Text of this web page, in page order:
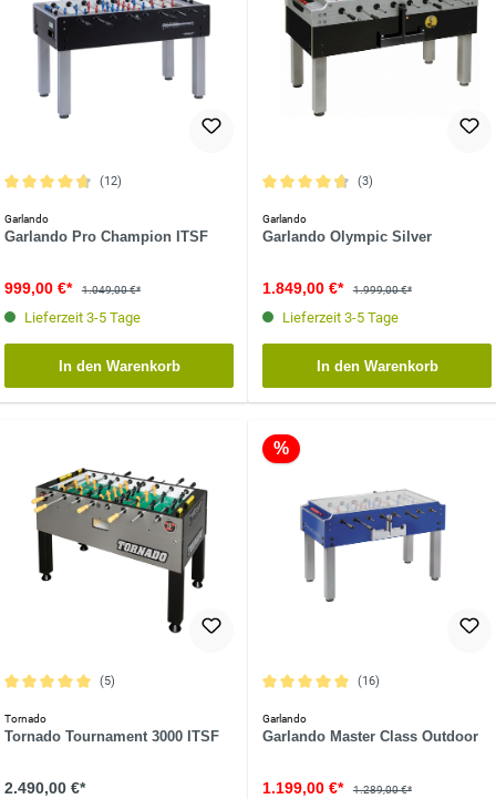
(12)
Garlando
Garlando Pro Champion ITSF
999,00 €* 1.049,00 €*
Lieferzeit 3-5 Tage
In den Warenkorb
(3)
Garlando
Garlando Olympic Silver
1.849,00 €* 1.999,00 €*
Lieferzeit 3-5 Tage
In den Warenkorb
(5)
Tornado
Tornado Tournament 3000 ITSF
2.490,00 €*
%
(16)
Garlando
Garlando Master Class Outdoor
1.199,00 €* 1.289,00 €*